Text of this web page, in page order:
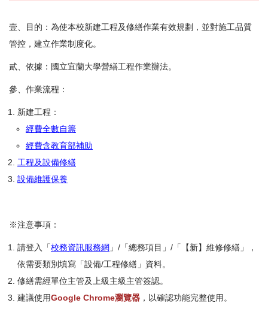
壹、目的：為使本校新建工程及修繕作業有效規劃，並對施工品質
管控，建立作業制度化。
貳、依據：國立宜蘭大學營繕工程作業辦法。
參、作業流程：
新建工程：
經費全數自籌
經費含教育部補助
工程及設備修繕
設備維護保養
※注意事項：
請登入「校務資訊服務網 」/「總務項目」/「【新】維修修繕」，
依需要類別填寫「設備/工程修繕」資料。
修繕需經單位主管及上級主級主管簽認。
建議使用Google Chrome瀏覽器 ，以確認功能完整使用。